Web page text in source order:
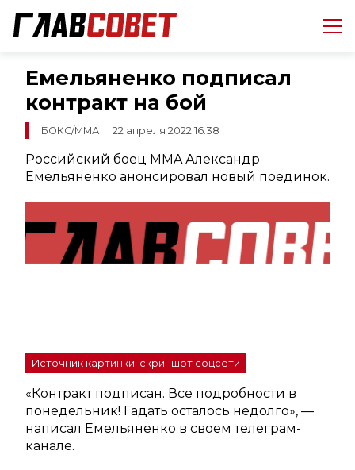
Емельяненко подписал
контракт на бой
БОКС/ММА 22 апреля 2022 16:38
Российский боец MMA Александр
Емельяненко анонсировал новый поединок.
Источник картинки: скриншот соцсети
«Контракт подписан. Все подробности в
понедельник! Гадать осталось недолго», —
написал Емельяненко в своем телеграм-
канале.